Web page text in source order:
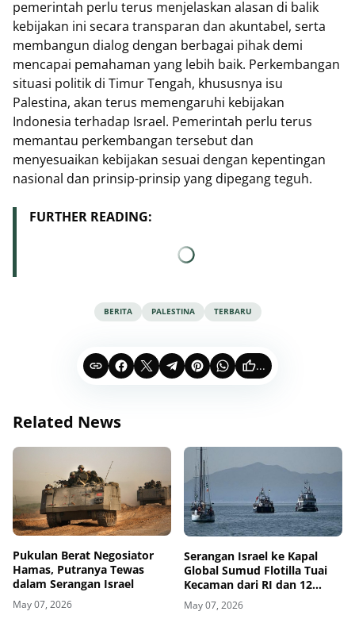
pemerintah perlu terus menjelaskan alasan di balik
kebijakan ini secara transparan dan akuntabel, serta
membangun dialog dengan berbagai pihak demi
mencapai pemahaman yang lebih baik. Perkembangan
situasi politik di Timur Tengah, khususnya isu
Palestina, akan terus memengaruhi kebijakan
Indonesia terhadap Israel. Pemerintah perlu terus
memantau perkembangan tersebut dan
menyesuaikan kebijakan sesuai dengan kepentingan
nasional dan prinsip-prinsip yang dipegang teguh.
FURTHER READING:
BERITA PALESTINA TERBARU
...
Related News
Pukulan Berat Negosiator
Hamas, Putranya Tewas
dalam Serangan Israel
May 07, 2026
Serangan Israel ke Kapal
Global Sumud Flotilla Tuai
Kecaman dari RI dan 12
Negara
May 07, 2026